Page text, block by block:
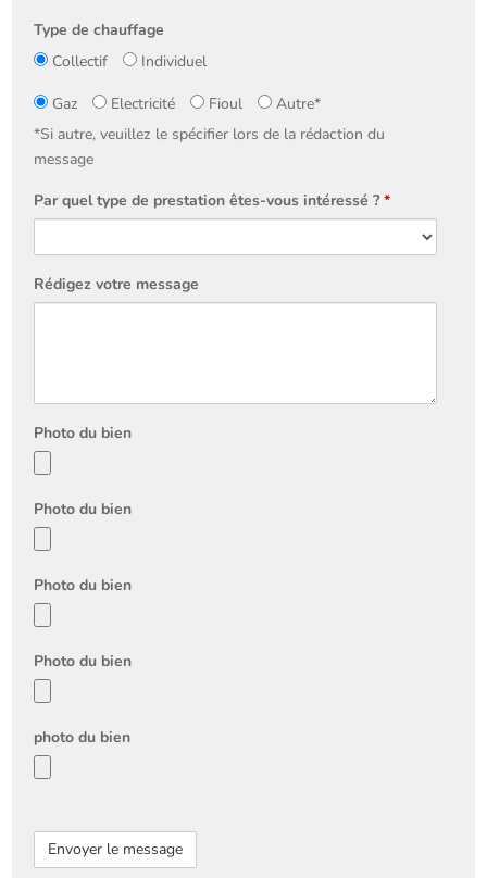
Type de chauffage
Collectif
Individuel
chauffage
Gaz Electricité Fioul
Autre*
*Si autre, veuillez le spécifier lors de la rédaction du
message
Par quel type de prestation êtes-vous intéressé ?*
Rédigez votre message
Photo du bien
Photo du bien
Photo du bien
Photo du bien
photo du bien